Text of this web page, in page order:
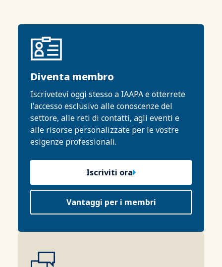
Diventa membro
Iscrivetevi oggi stesso a IAAPA e otterrete
l'accesso esclusivo alle conoscenze del
settore, alle reti di contatti, agli eventi e
alle risorse personalizzate per le vostre
esigenze professionali.
Iscriviti ora
Vantaggi per i membri